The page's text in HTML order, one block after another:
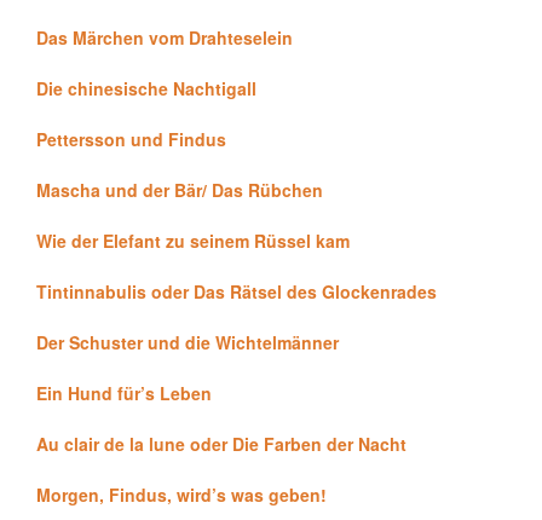
Das Märchen vom Drahteselein
Die chinesische Nachtigall
Pettersson und Findus
Mascha und der Bär/ Das Rübchen
Wie der Elefant zu seinem Rüssel kam
Tintinnabulis oder Das Rätsel des Glockenrades
Der Schuster und die Wichtelmänner
Ein Hund für’s Leben
Au clair de la lune oder Die Farben der Nacht
Morgen, Findus, wird’s was geben!